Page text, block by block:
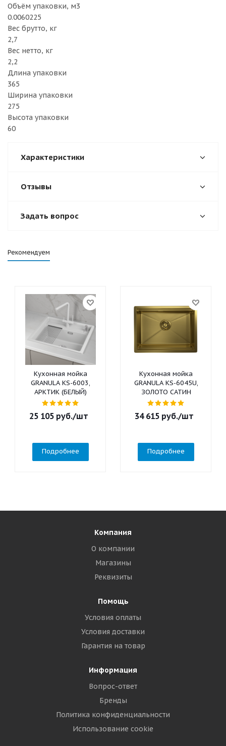
Объём упаковки, м3
0.0060225
Вес брутто, кг
2,7
Вес нетто, кг
2,2
Длина упаковки
365
Ширина упаковки
275
Высота упаковки
60
Характеристики
Отзывы
Задать вопрос
Рекомендуем
Кухонная мойка
GRANULA KS-6003,
АРКТИК (БЕЛЫЙ)
25 105 руб./шт
Подробнее
Кухонная мойка
GRANULA KS-6045U,
ЗОЛОТО САТИН
34 615 руб./шт
Подробнее
Компания
О компании
Магазины
Реквизиты
Помощь
Условия оплаты
Условия доставки
Гарантия на товар
Информация
Вопрос-ответ
Бренды
Политика конфиденциальности
Использование cookie